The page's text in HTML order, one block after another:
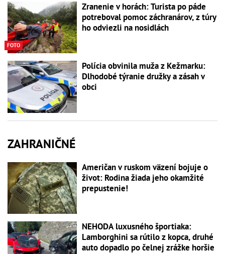
FOTO
Zranenie v horách: Turista po páde
potreboval pomoc záchranárov, z túry
ho odviezli na nosidlách
Polícia obvinila muža z Kežmarku:
Dlhodobé týranie družky a zásah v
obci
ZAHRANIČNÉ
Američan v ruskom väzení bojuje o
život: Rodina žiada jeho okamžité
prepustenie!
NEHODA luxusného športiaka:
Lamborghini sa rútilo z kopca, druhé
auto dopadlo po čelnej zrážke horšie